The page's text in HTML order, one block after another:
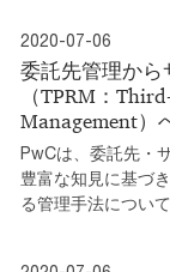
2020-07-06
委託先管理から
（TPRM：
Management）
PwCは、委託先・
豊富な知見に基づ
る管理手法につい